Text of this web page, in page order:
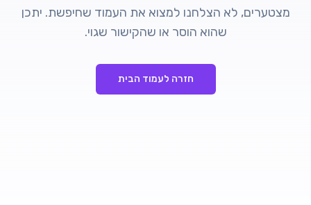
מצטערים, לא הצלחנו למצוא את העמוד שחיפשת. יתכן
שהוא הוסר או שהקישור שגוי.
חזרה לעמוד הבית